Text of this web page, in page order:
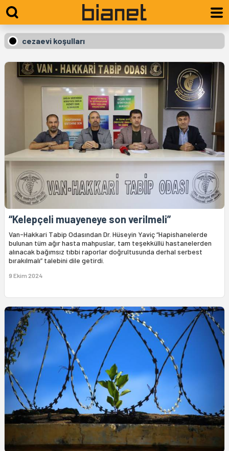
cezaevi koşulları
“Kelepçeli muayeneye son verilmeli”
Van-Hakkari Tabip Odasından Dr. Hüseyin Yaviç “Hapishanelerde
bulunan tüm ağır hasta mahpuslar, tam teşekküllü hastanelerden
alınacak bağımsız tıbbi raporlar doğrultusunda derhal serbest
bırakılmalı” talebini dile getirdi.
9 Ekim 2024